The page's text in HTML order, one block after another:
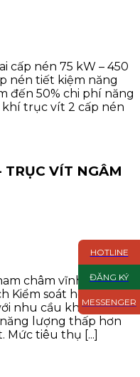
cấp nén 75 kW – 450
nén tiết kiệm năng
đến 50% chi phí năng
khí trục vít 2 cấp nén
VÍT NGÂM
châm vĩnh cữu
Kiểm soát hoàn toàn
nhu cầu khí nén của
lượng thấp hơn
tiêu thụ [...]
HOTLINE
ĐĂNG KÝ
MESSENGER